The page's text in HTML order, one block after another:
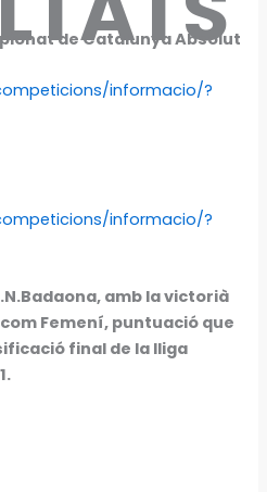
de Catalunya Absolut
informacio/?
informacio/?
amb la victorià
Femení, puntuació que
final de la lliga